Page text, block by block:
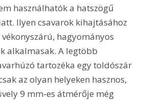
használhatók a hatszögű
Ilyen csavarok kihajtásához
hagyományos
alkalmasak. A legtöbb
tartozéka egy toldószár
az olyan helyeken hasznos,
9 mm-es átmérője még